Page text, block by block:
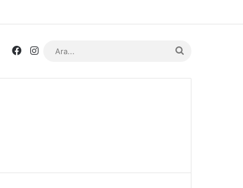
Facebook
Instagram